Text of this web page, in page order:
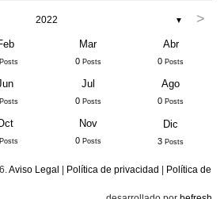
2022 ▼ >
Posts
Mar
0 Posts
Abr
0 Posts
Posts
Jul
0 Posts
Ago
0 Posts
Posts
Nov
0 Posts
Dic
3 Posts
Aviso Legal Política de privacidad
Política de